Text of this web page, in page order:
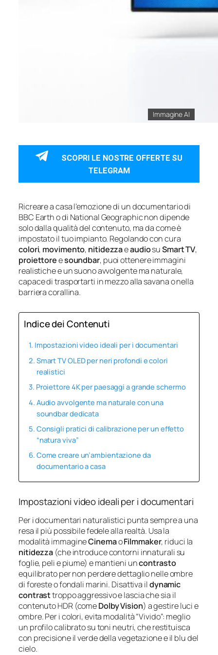
Immagine AI
SCOPRI LE NOSTRE OFFERTE SU
TELEGRAM
Ricreare a casa l’emozione di un documentario di
BBC Earth o di National Geographic non dipende
solo dalla qualità del contenuto, ma da come è
impostato il tuo impianto. Regolando con cura
colori, movimento, nitidezzaeaudiosuSmart TV,
proiettoreesoundbar, puoi ottenere immagini
realistiche e un suono avvolgente ma naturale,
capace di trasportarti in mezzo alla savana o nella
barriera corallina.
Indice dei Contenuti
Impostazioni video ideali per i documentari
Smart TV OLED per neri profondi e colori
realistici
Proiettore 4K per paesaggi a grande schermo
Audio avvolgente ma naturale con una
soundbar dedicata
Consigli pratici di calibrazione per un effetto
“natura viva”
Come creare un’ambientazione da
documentario a casa
Impostazioni video ideali per i documentari
Per i documentari naturalistici punta sempre a una
resa il più possibile fedele alla realtà. Usa la
modalità immagineCinemaoFilmmaker, riduci la
nitidezza (che introduce contorni innaturali su
foglie, peli e piume) e mantieni uncontrasto
equilibrato per non perdere dettaglio nelle ombre
di foreste o fondali marini. Disattiva ildynamic
contrasttroppo aggressivo e lascia che sia il
contenuto HDR (comeDolby Vision) a gestire luci e
ombre. Per i colori, evita modalità “Vivido”: meglio
un profilo calibrato su toni neutri, che restituisca
con precisione il verde della vegetazione e il blu del
cielo.